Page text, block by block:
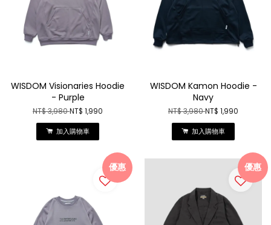
WISDOM Visionaries Hoodie
- Purple
NT$ 3,980NT$ 1,990
加入購物車
WISDOM Kamon Hoodie -
Navy
NT$ 3,980NT$ 1,990
加入購物車
優惠 優惠